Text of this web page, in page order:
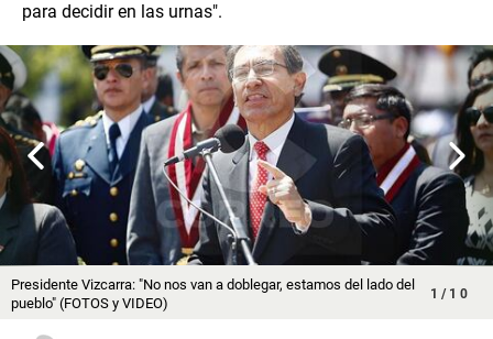
para decidir en las urnas".
1 / 10
​Presidente Vizcarra: "No nos van a doblegar, estamos del lado del
pueblo" (FOTOS y VIDEO)